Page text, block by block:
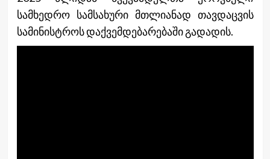
სამხედრო სამსახური მთლიანად თავდაცვის
სამინისტროს დაქვემდებარებაში გადადის.